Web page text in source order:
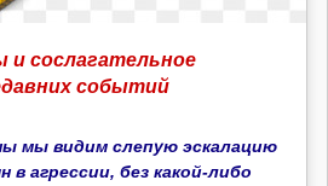
сослагательное
событий
мы видим слепую эскалацию
в агрессии, без какой-либо